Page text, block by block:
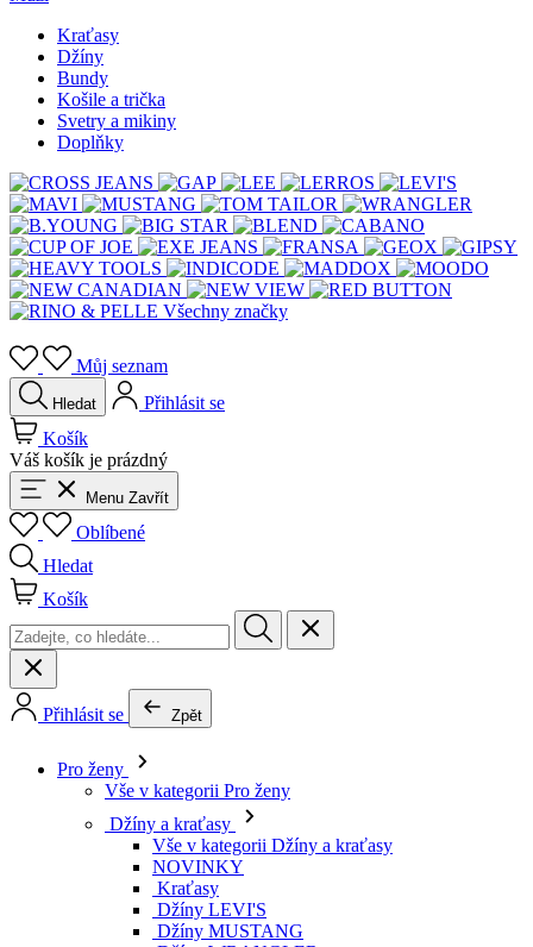
Kraťasy
Džíny
Bundy
Košile a trička
Svetry a mikiny
Doplňky
Všechny značky
Můj seznam
Hledat
Přihlásit se
Košík
Váš košík je prázdný
Menu Zavřít
Oblíbené
Hledat
Košík
Přihlásit se Zpět
Pro ženy
Vše v kategorii Pro ženy
Džíny a kraťasy
Vše v kategorii Džíny a kraťasy
NOVINKY
Kraťasy
Džíny LEVI'S
Džíny MUSTANG